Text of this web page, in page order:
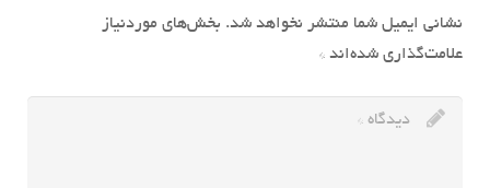
نشانی ایمیل شما منتشر نخواهد شد. بخش‌های موردنیاز
علامت‌گذاری شده‌اند *